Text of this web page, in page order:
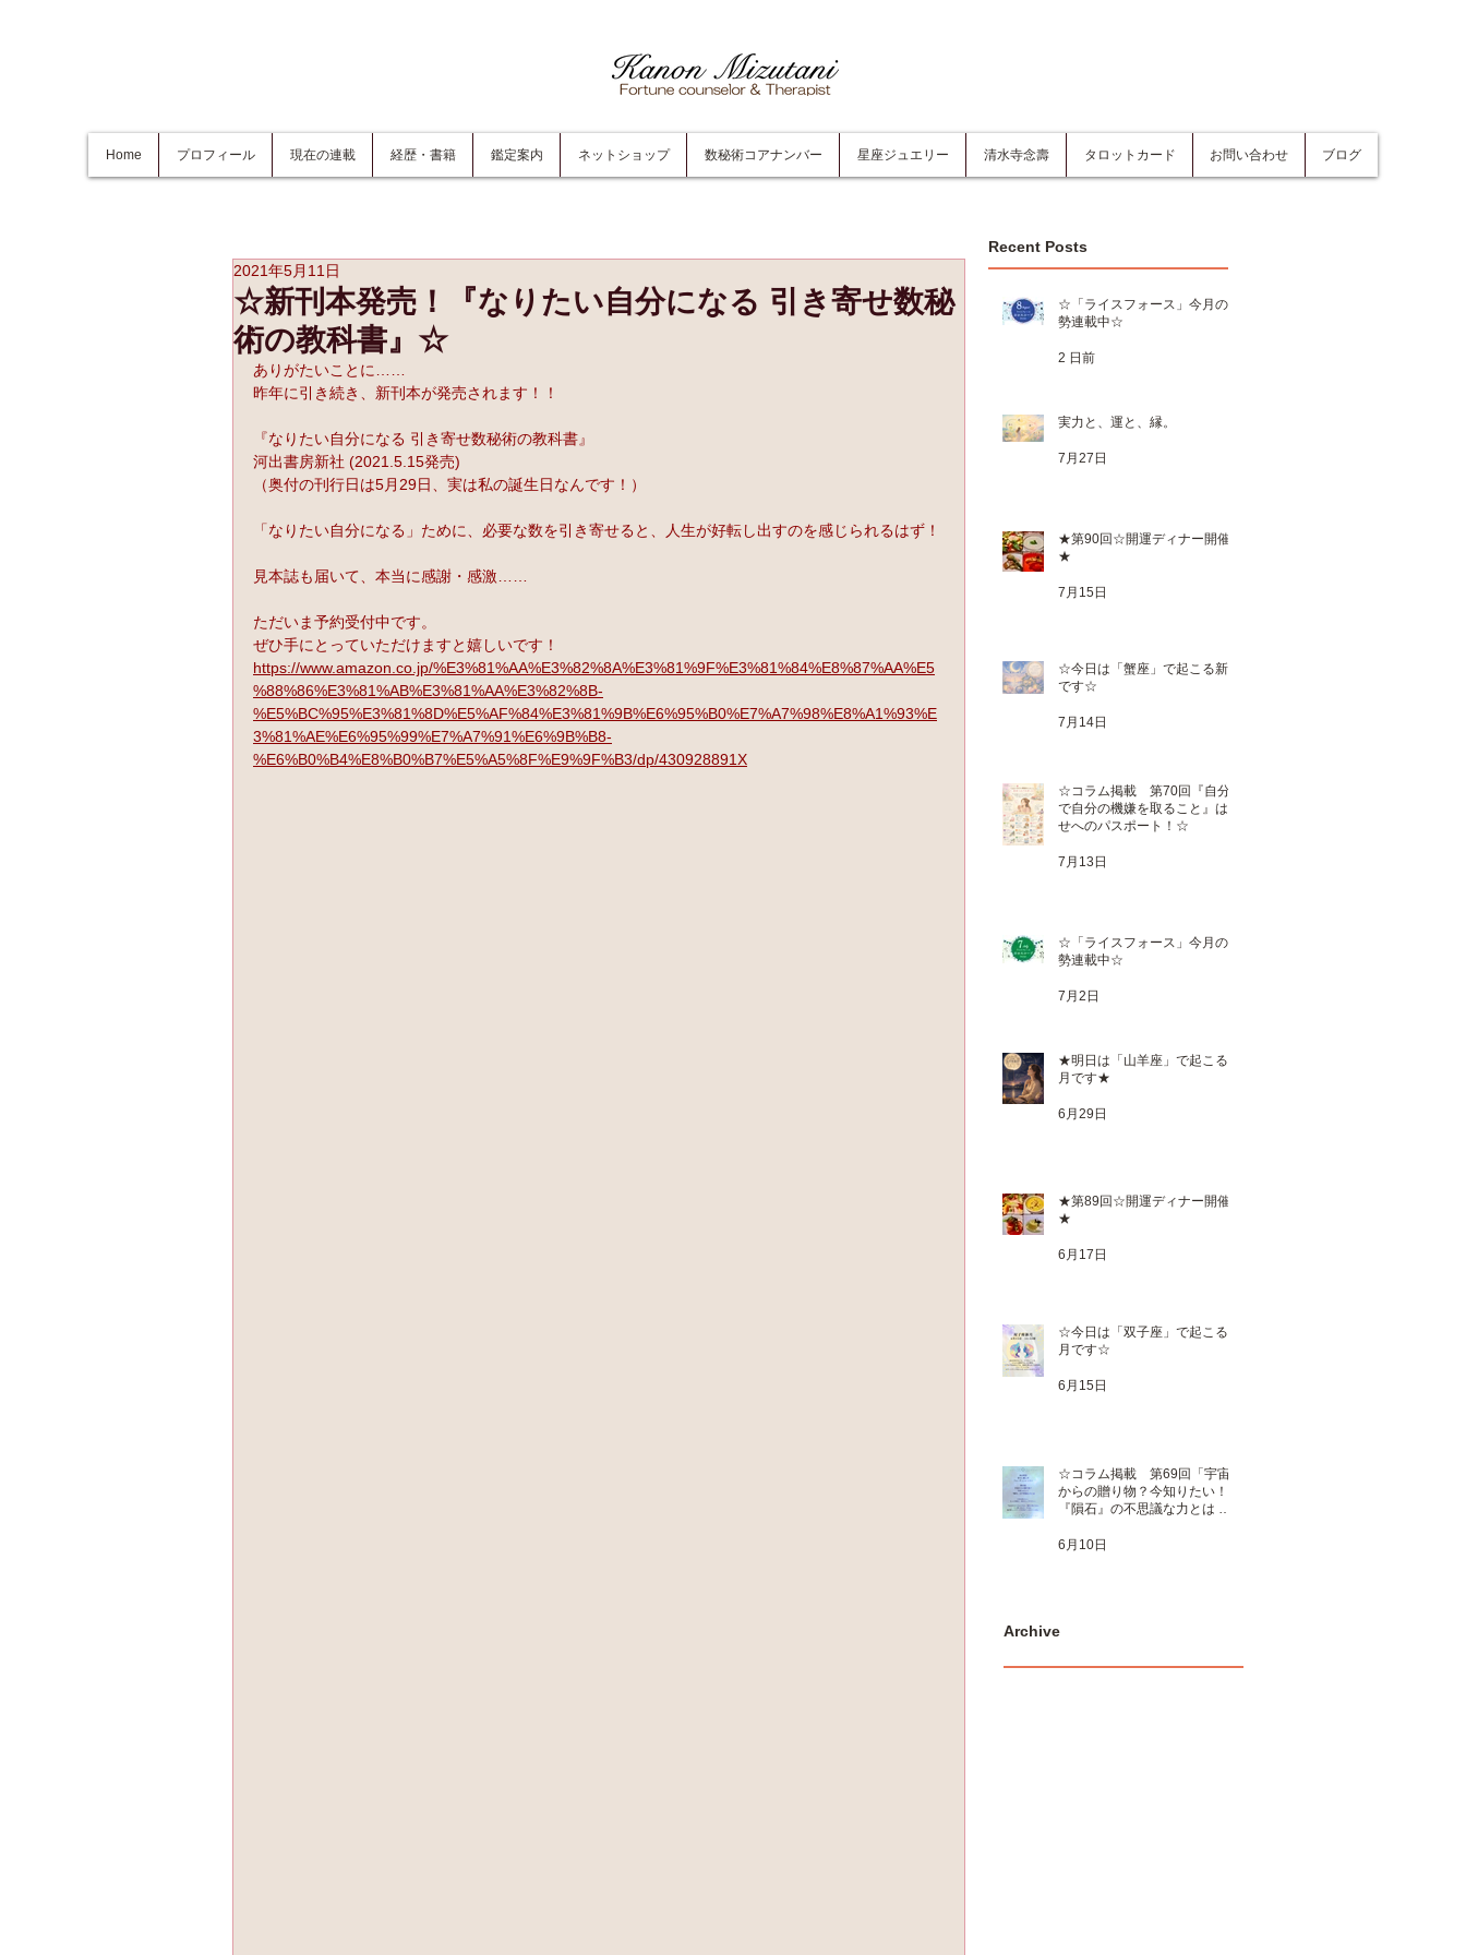
Home プロフィール 現在の連載 経歴・書籍 鑑定案内 ネットショップ 数秘術コアナンバー 星座ジュエリー 清水寺念壽 タロットカード お問い合わせ ブログ
☆新刊本発売！『なりたい自分になる 引き寄せ数秘
術の教科書』☆
2021年5月11日
ありがたいことに……
昨年に引き続き、新刊本が発売されます！！
『なりたい自分になる 引き寄せ数秘術の教科書』
河出書房新社 (2021.5.15発売)
（奥付の刊行日は5月29日、実は私の誕生日なんです！）
「なりたい自分になる」ために、必要な数を引き寄せると、人生が好転し出すのを感じられるはず！
見本誌も届いて、本当に感謝・感激……
ただいま予約受付中です。
ぜひ手にとっていただけますと嬉しいです！
https://www.amazon.co.jp/%E3%81%AA%E3%82%8A%E3%81%9F%E3%81%84%E8%87%AA%E5
%88%86%E3%81%AB%E3%81%AA%E3%82%8B-
%E5%BC%95%E3%81%8D%E5%AF%84%E3%81%9B%E6%95%B0%E7%A7%98%E8%A1%93%E
3%81%AE%E6%95%99%E7%A7%91%E6%9B%B8-
%E6%B0%B4%E8%B0%B7%E5%A5%8F%E9%9F%B3/dp/430928891X
Recent Posts
☆「ライスフォース」今月の運
勢連載中☆
2 日前
実力と、運と、縁。
7月27日
★第90回☆開運ディナー開催
★
7月15日
☆今日は「蟹座」で起こる新月
です☆
7月14日
☆コラム掲載 第70回『自分
で自分の機嫌を取ること』は幸
せへのパスポート！☆
7月13日
☆「ライスフォース」今月の運
勢連載中☆
7月2日
★明日は「山羊座」で起こる満
月です★
6月29日
★第89回☆開運ディナー開催
★
6月17日
☆今日は「双子座」で起こる新
月です☆
6月15日
☆コラム掲載 第69回「宇宙
からの贈り物？今知りたい！
『隕石』の不思議な力とは 」
6月10日
Archive